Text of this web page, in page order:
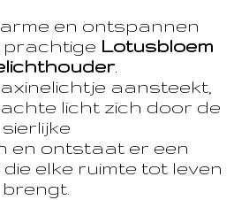
en ontspannen
prachtige Lotusbloem
.
aansteekt,
licht zich door de
sierlijke
en ontstaat er een
elke ruimte tot leven
brengt.